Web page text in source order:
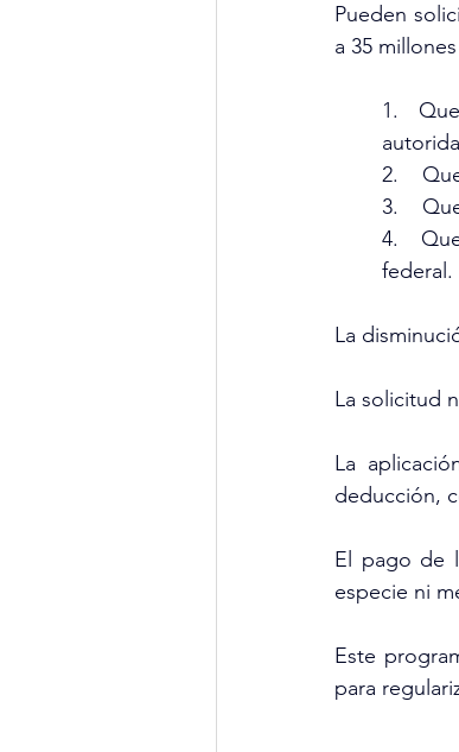
Pueden
a 35
1.
2.
3.
4.
federal.
La
La solicitud
La
deducción,
El pago de
especie ni
Este
para